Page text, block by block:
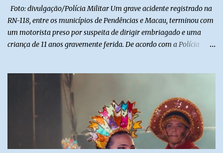
Foto: divulgação/Polícia Militar Um grave acidente registrado na
RN-118, entre os municípios de Pendências e Macau, terminou com
um motorista preso por suspeita de dirigir embriagado e uma
criança de 11 anos gravemente ferida. De acordo com a Polícia
autuado em flagrante. O exame pericial para confirmar a
concentração de álcool no organismo ainda está em andamento. A
vítima é um menino de 11 anos, que sofreu ferimentos graves no
acidente. Após os primeiros atendimentos, ele foi entubado e
transferido pelo helicóptero Potiguar 02 para o Hospital
Monsenhor Walfredo Gurgel, em Natal, onde permanece internado